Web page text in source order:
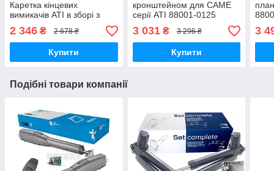
Каретка кінцевих
вимикачів ATI в зборі з
кріпленням
2 346 ₴ 2 678 ₴
Купити
кронштейном для CAME
серії ATI 88001-0125
(119rid201-119rid208)
3 031₴ 3 296 ₴
Купити
3
Подібні товари компанії